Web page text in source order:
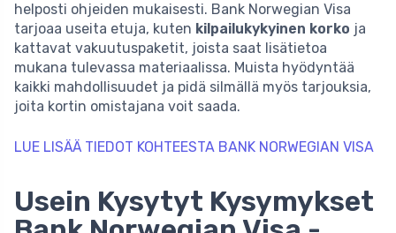
helposti ohjeiden mukaisesti. Bank Norwegian Visa
tarjoaa useita etuja, kuten kilpailukykyinen korko ja
kattavat vakuutuspaketit, joista saat lisätietoa
mukana tulevassa materiaalissa. Muista hyödyntää
kaikki mahdollisuudet ja pidä silmällä myös tarjouksia,
joita kortin omistajana voit saada.
LUE LISÄÄ TIEDOT KOHTEESTA BANK NORWEGIAN VISA
Usein Kysytyt Kysymykset